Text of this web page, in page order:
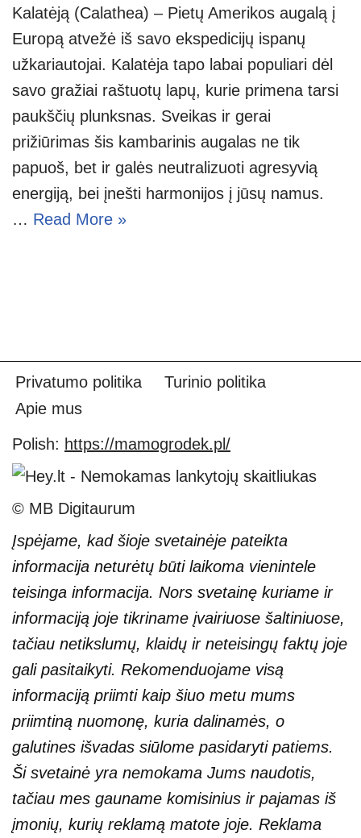
Kalatėją (Calathea) – Pietų Amerikos augalą į
Europą atvežė iš savo ekspedicijų ispanų
užkariautojai. Kalatėja tapo labai populiari dėl
savo gražiai raštuotų lapų, kurie primena tarsi
paukščių plunksnas. Sveikas ir gerai
prižiūrimas šis kambarinis augalas ne tik
papuoš, bet ir galės neutralizuoti agresyvią
energiją, bei įnešti harmonijos į jūsų namus.
… Read More »
Privatumo politika
Turinio politika
Apie mus
Polish: https://mamogrodek.pl/
© MB Digitaurum
Įspėjame, kad šioje svetainėje pateikta
informacija neturėtų būti laikoma vienintele
teisinga informacija. Nors svetainę kuriame ir
informaciją joje tikriname įvairiuose šaltiniuose,
tačiau netikslumų, klaidų ir neteisingų faktų joje
gali pasitaikyti. Rekomenduojame visą
informaciją priimti kaip šiuo metu mums
priimtiną nuomonę, kuria dalinamės, o
galutines išvadas siūlome pasidaryti patiems.
Ši svetainė yra nemokama Jums naudotis,
tačiau mes gauname komisinius ir pajamas iš
įmonių, kurių reklamą matote joje. Reklama